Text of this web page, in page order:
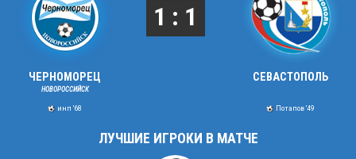
ЧЕРНОМОРЕЦ
НОВОРОССИЙСК
инп '68
1 : 1
СЕВАСТОПОЛЬ
Потапов '49
ЛУЧШИЕ ИГРОКИ В МАТЧЕ